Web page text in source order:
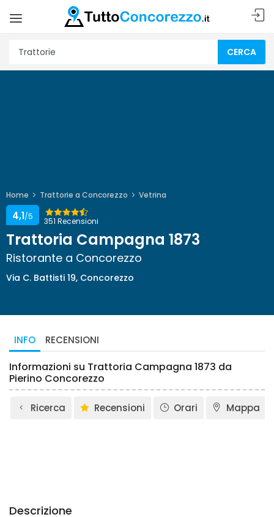
CERCA
Home Trattorie a Concorezzo Vetrina
351 Recensioni
4,1/5
Trattoria Campagna 1873
Ristorante a Concorezzo
Via C. Battisti 19, Concorezzo
INFO RECENSIONI
Informazioni su Trattoria Campagna 1873 da
Pierino Concorezzo
Ricerca Recensioni Orari Mappa
Descrizione